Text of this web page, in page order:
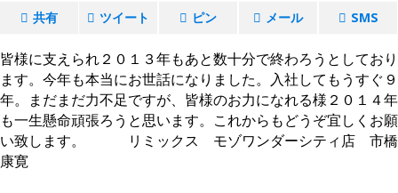
共有 ツイート ピン メール SMS
皆様に支えられ２０１３年もあと数十分で終わろうとしており
ます。今年も本当にお世話になりました。入社してもうすぐ９
年。まだまだ力不足ですが、皆様のお力になれる様２０１４年
も一生懸命頑張ろうと思います。これからもどうぞ宜しくお願
い致します。 リミックス モゾワンダーシティ店 市橋
康寛